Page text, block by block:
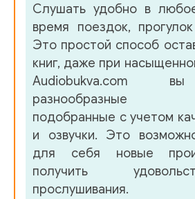
Слушать удобно в
время поездок,
Это простой способ
книг, даже при
Audiobukva.com
разнообразные
подобранные с учетом
и озвучки. Это
для себя новые
получить
прослушивания.